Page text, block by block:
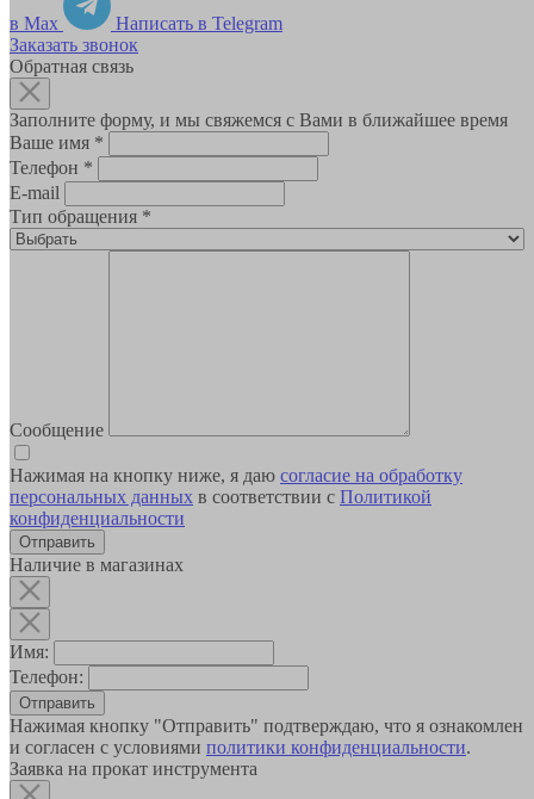
в Max
Написать в Telegram
Заказать звонок
Обратная связь
Заполните форму, и мы свяжемся с Вами в ближайшее время
Ваше имя *
Телефон *
E-mail
Тип обращения *
Сообщение
Нажимая на кнопку ниже, я даю согласие на обработку
персональных данных в соответствии с Политикой
конфиденциальности
Наличие в магазинах
Имя:
Телефон:
Отправить
Нажимая кнопку "Отправить" подтверждаю, что я ознакомлен
и согласен с условиями политики конфиденциальности.
Заявка на прокат инструмента